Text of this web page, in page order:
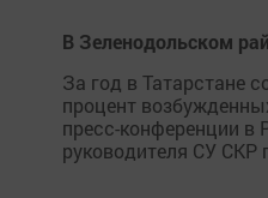
В Зеленодольском
За год в Татарстане
процент
пресс-конференции в
руководителя СУ СКР